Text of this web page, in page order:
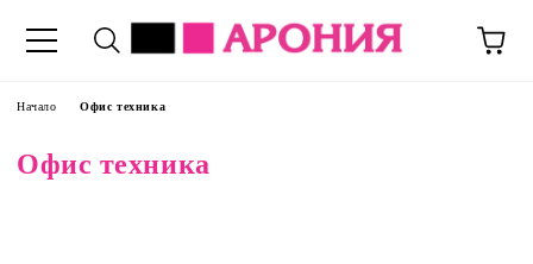
Начало Офис техника
Офис техника